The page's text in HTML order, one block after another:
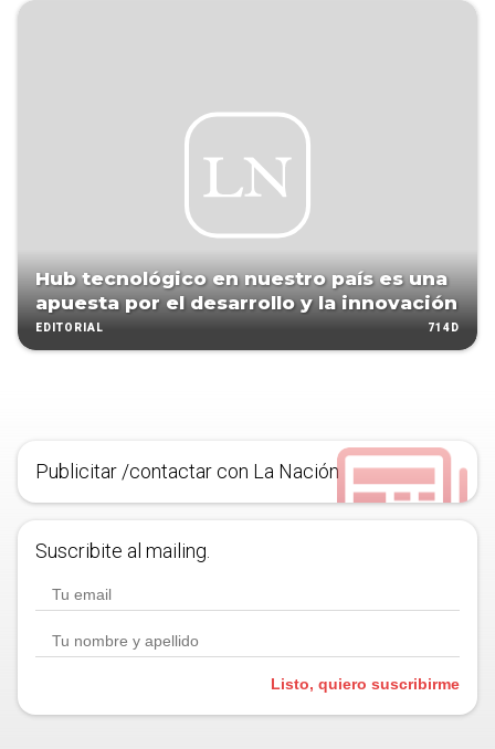
Hub tecnológico en nuestro país es una
apuesta por el desarrollo y la innovación
EDITORIAL 714D
Publicitar /contactar con La Nación
Suscribite al mailing.
Listo, quiero suscribirme